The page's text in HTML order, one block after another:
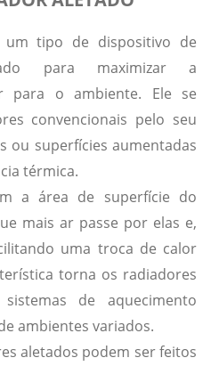
tipo de dispositivo de
para maximizar a
para o ambiente. Ele se
convencionais pelo seu
ou superfícies aumentadas
térmica.
a área de superfície do
mais ar passe por elas e,
uma troca de calor
torna os radiadores
de aquecimento
ambientes variados.
aletados podem ser feitos